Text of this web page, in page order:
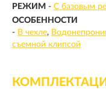
РЕЖИМ - С базовым
ОСОБЕННОСТИ
- В чехле
съемной клипсой